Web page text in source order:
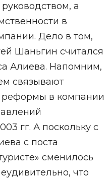
а
в
Дело в том,
Шаньгин считался
Алиева. Напомним,
связывают
в компании
гг. А поскольку с
с поста
сменилось
что